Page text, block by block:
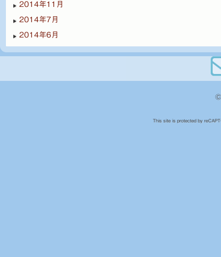
2014年11月
2014年7月
2014年6月
©
This site is protected by